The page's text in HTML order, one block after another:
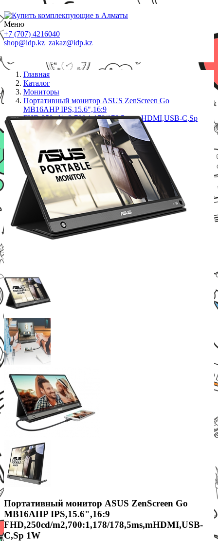
Меню
+7 (707) 4216040
shop@idp.kz zakaz@idp.kz
Главная
Каталог
Мониторы
Портативный монитор ASUS ZenScreen Go
MB16AHP IPS,15.6",16:9
FHD,250cd/m2,700:1,178/178,5ms,mHDMI,USB-C,Sp
1W
Портативный монитор ASUS ZenScreen Go
MB16AHP IPS,15.6",16:9
FHD,250cd/m2,700:1,178/178,5ms,mHDMI,USB-
C,Sp 1W